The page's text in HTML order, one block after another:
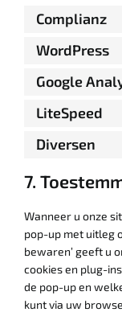
Complianz
WordPress
Google
LiteSpeed
Diversen
7.
Wanneer u onze
pop-up met uitleg
bewaren’ geeft u
cookies en plug-
de pop-up en
kunt via uw